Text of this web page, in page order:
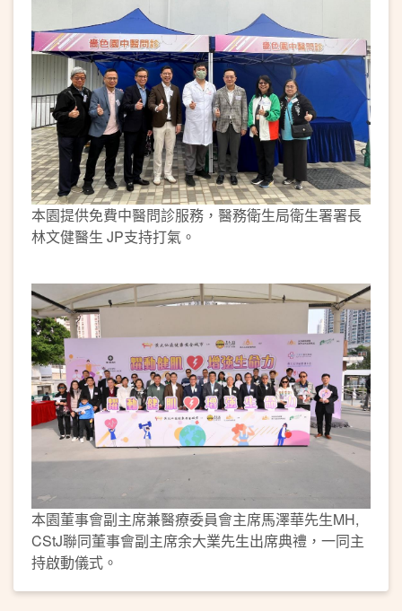
本園提供免費中醫問診服務，醫務衛生局衛生署署長
林文健醫生 JP支持打氣。
本園董事會副主席兼醫療委員會主席馬澤華先生MH,
CStJ聯同董事會副主席余大業先生出席典禮，一同主
持啟動儀式。